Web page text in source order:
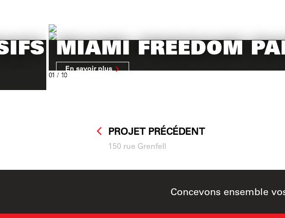
MIAMI FREEDOM
En savoir plus
01 / 10
PROJET PRÉCÉDENT
150 rue Grenfell
Concevons ensemble